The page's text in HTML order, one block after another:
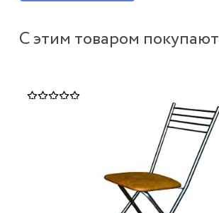
С этим товаром покупают